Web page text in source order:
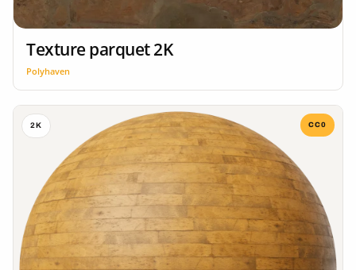
Texture parquet 2K
Polyhaven
2K CC0